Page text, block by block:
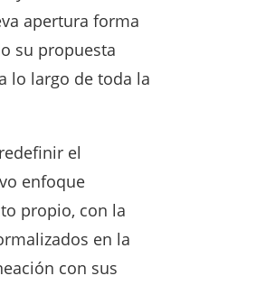
apertura forma
su propuesta
lo largo de toda la
el
enfoque
propio, con la
en la
con sus